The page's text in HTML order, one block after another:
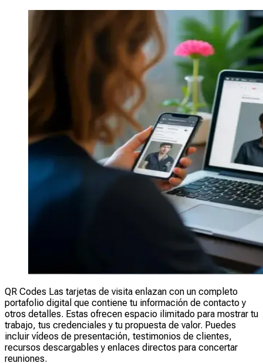
QR Codes Las tarjetas de visita enlazan con un completo
portafolio digital que contiene tu información de contacto y
otros detalles. Estas ofrecen espacio ilimitado para mostrar tu
trabajo, tus credenciales y tu propuesta de valor. Puedes
incluir vídeos de presentación, testimonios de clientes,
recursos descargables y enlaces directos para concertar
reuniones.